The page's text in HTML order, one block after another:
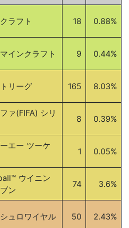
ラフト 18 0.88%
インクラフト 9 0.44%
リーグ 165 8.03%
ァ(FIFA) シリ
8 0.39%
エー ツーケ
1 0.05%
ウイニン
ン
74 3.6%
ュロワイヤル 50 2.43%